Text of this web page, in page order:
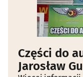
Części do
Jarosław